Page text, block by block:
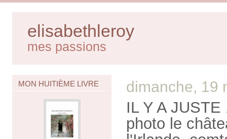
elisabethleroy
mes passions
MON HUITIÈME LIVRE dimanche, 19
IL Y A
photo le